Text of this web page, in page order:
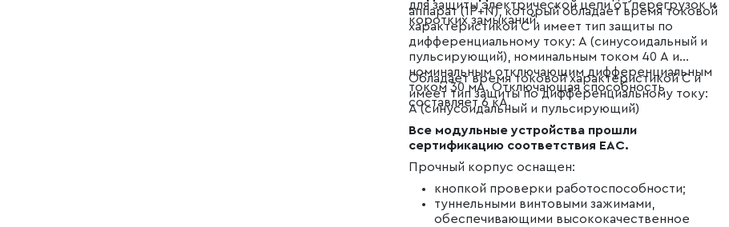
для защиты электрической цепи от перегрузок и
коротких замыканий.
аппарат (1P+N), который обладает время токовой
характеристикой С и имеет тип защиты по
дифференциальному току: А (синусоидальный и
пульсирующий), номинальным током 40 А и
номинальным отключающим дифференциальным
током 30 мА. Отключающая способность
составляет 6 кА.
Обладает время токовой характеристикой С и
имеет тип защиты по дифференциальному току:
А (синусоидальный и пульсирующий)
Все модульные устройства прошли
сертификацию соответствия EAC.
Прочный корпус оснащен:
кнопкой проверки работоспособности;
туннельными винтовыми зажимами,
обеспечивающими высококачественное